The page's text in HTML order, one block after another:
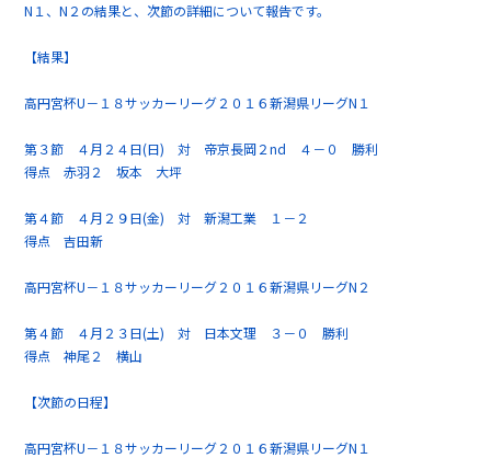
N１、N２の結果と、次節の詳細について報告です。
【結果】
高円宮杯U－１８サッカーリーグ２０１６新潟県リーグN１
第３節 ４月２４日(日) 対 帝京長岡２nd ４－０ 勝利
得点 赤羽２ 坂本 大坪
第４節 ４月２９日(金) 対 新潟工業 １－２
得点 吉田新
高円宮杯U－１８サッカーリーグ２０１６新潟県リーグN２
第４節 ４月２３日(土) 対 日本文理 ３－０ 勝利
得点 神尾２ 横山
【次節の日程】
高円宮杯U－１８サッカーリーグ２０１６新潟県リーグN１